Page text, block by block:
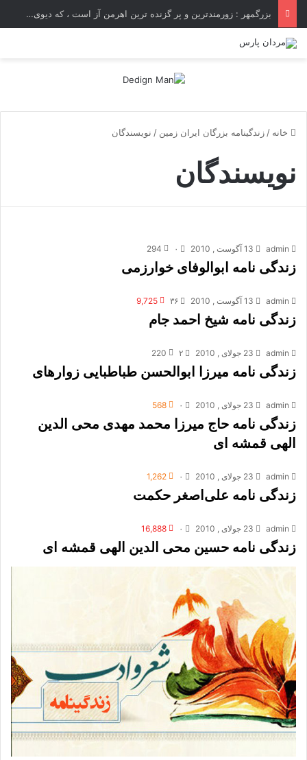
بزرگمهر : زورمندترین و پر گزنده ترین اهرمن آز است ، که دیوی است ستمکار و دیر ساز
خانه / زندگینامه بزرگان ایران زمین / نویسندگان
نویسندگان
admin 13 آگوست , 2010 ۰ 294
زندگی نامه ابوالوفای خوارزمی
admin 13 آگوست , 2010 ۳۶ 9,725
زندگی نامه شیخ احمد جام
admin 23 جولای , 2010 ۲ 220
زندگی نامه میرزا ابوالحسن طباطبایى زواره‏اى
admin 23 جولای , 2010 ۰ 568
زندگی نامه حاج میرزا محمد مهدی محی الدین
الهی قمشه ای
admin 23 جولای , 2010 ۰ 1,262
زندگی نامه علی‌اصغر حکمت
admin 23 جولای , 2010 ۰ 16,888
زندگی نامه حسین محی الدین الهی قمشه ای